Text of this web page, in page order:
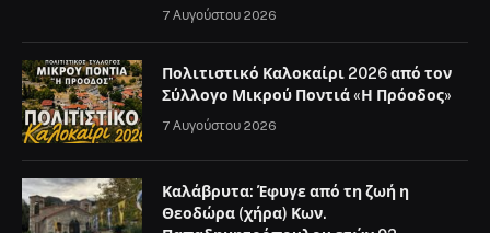
7 Αυγούστου 2026
Πολιτιστικό Καλοκαίρι 2026 από τον
Σύλλογο Μικρού Ποντιά «Η Πρόοδος»
7 Αυγούστου 2026
Καλάβρυτα: Έφυγε από τη ζωή η
Θεοδώρα (χήρα) Κων.